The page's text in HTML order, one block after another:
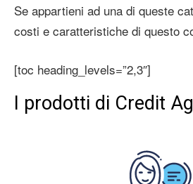
Se appartieni ad una di queste
costi e caratteristiche di questo
[toc heading_levels=”2,3″]
I prodotti di Credit